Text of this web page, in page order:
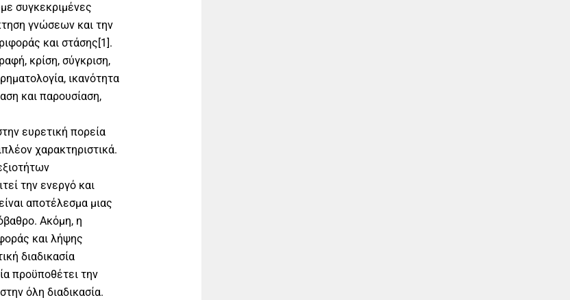
συγκεκριμένες
γνώσεων και την
και στάσης[1].
κρίση, σύγκριση,
ικανότητα
και παρουσίαση,
ευρετική πορεία
χαρακτηριστικά.
την ενεργό και
αποτέλεσμα μιας
Ακόμη, η
και λήψης
διαδικασία
προϋποθέτει την
όλη διαδικασία.